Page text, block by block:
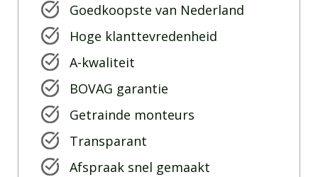
Goedkoopste van Nederland
Hoge klanttevredenheid
A-kwaliteit
BOVAG garantie
Getrainde monteurs
Transparant
Afspraak snel gemaakt